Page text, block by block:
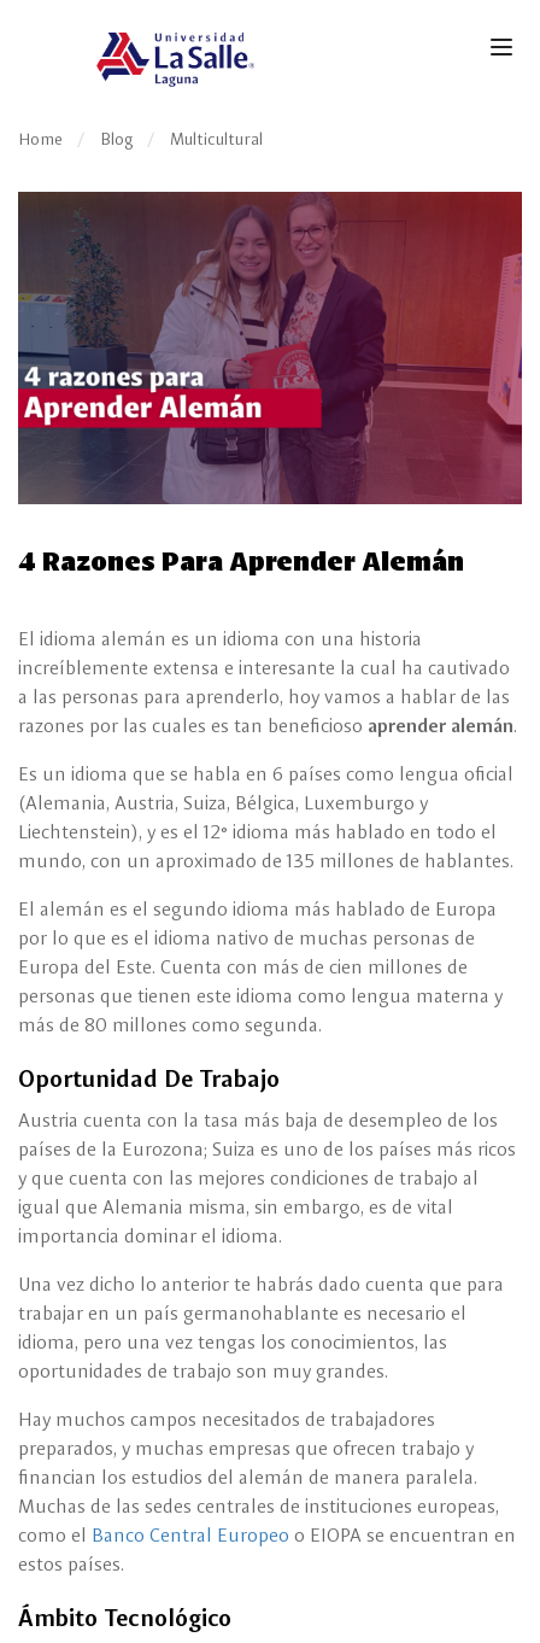
Home Blog Multicultural
4 Razones Para Aprender Alemán
El idioma alemán es un idioma con una historia
increíblemente extensa e interesante la cual ha cautivado
a las personas para aprenderlo, hoy vamos a hablar de las
razones por las cuales es tan beneficioso aprender alemán.
Es un idioma que se habla en 6 países como lengua oficial
(Alemania, Austria, Suiza, Bélgica, Luxemburgo y
Liechtenstein), y es el 12° idioma más hablado en todo el
mundo, con un aproximado de 135 millones de hablantes.
El alemán es el segundo idioma más hablado de Europa
por lo que es el idioma nativo de muchas personas de
Europa del Este. Cuenta con más de cien millones de
personas que tienen este idioma como lengua materna y
más de 80 millones como segunda.
Oportunidad De Trabajo
Austria cuenta con la tasa más baja de desempleo de los
países de la Eurozona; Suiza es uno de los países más ricos
y que cuenta con las mejores condiciones de trabajo al
igual que Alemania misma, sin embargo, es de vital
importancia dominar el idioma.
Una vez dicho lo anterior te habrás dado cuenta que para
trabajar en un país germanohablante es necesario el
idioma, pero una vez tengas los conocimientos, las
oportunidades de trabajo son muy grandes.
Hay muchos campos necesitados de trabajadores
preparados, y muchas empresas que ofrecen trabajo y
financian los estudios del alemán de manera paralela.
Muchas de las sedes centrales de instituciones europeas,
como el Banco Central Europeo o EIOPA se encuentran en
estos países.
Ámbito Tecnológico